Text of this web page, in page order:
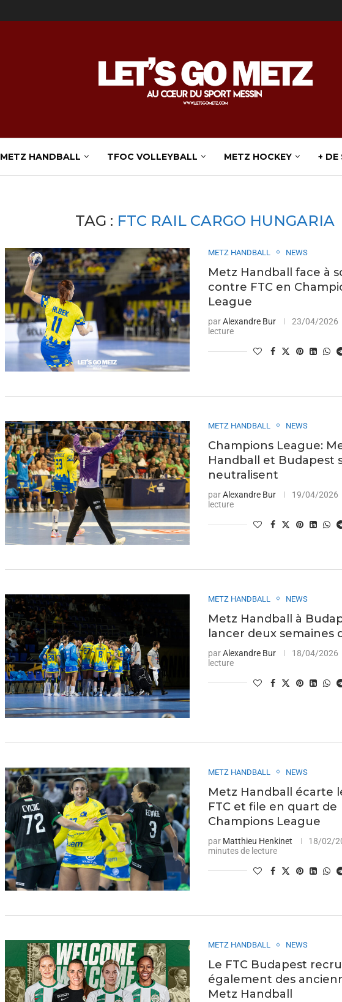
METZ HANDBALL TFOC VOLLEYBALL METZ HOCKEY + DE
TAG : FTC RAIL CARGO HUNGARIA
METZ HANDBALL NEWS
Metz Handball face à
contre FTC en
League
parAlexandre Bur 23/04/2026
lecture
METZ HANDBALL NEWS
Champions League:
Handball et Budapest
neutralisent
parAlexandre Bur 19/04/2026
lecture
METZ HANDBALL NEWS
Metz Handball à
lancer deux semaines
parAlexandre Bur 18/04/2026
lecture
METZ HANDBALL NEWS
Metz Handball écarte
FTC et file en quart de
Champions League
par Matthieu Henkinet 18/02/
minutes de lecture
METZ HANDBALL NEWS
Le FTC Budapest
également des
Metz Handball